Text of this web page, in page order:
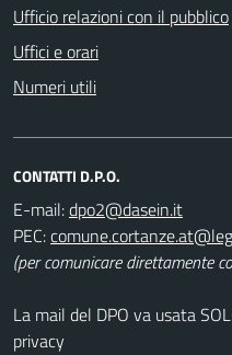
Ufficio relazioni con il pubblico
Uffici e orari
Numeri utili
CONTATTI D.P.O.
E-mail:
PEC:
(per comunicare direttamente
La mail del DPO va usata
privacy